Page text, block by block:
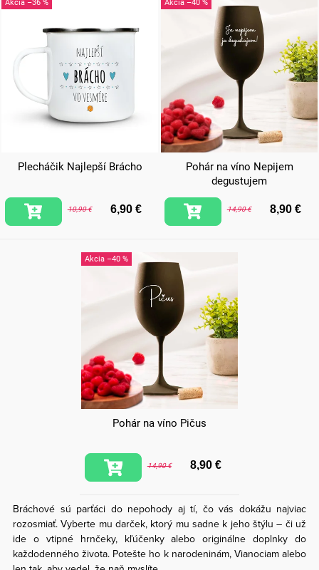
–36 %
Plecháčik Najlepší Brácho
10,90 € 6,90 €
–40 %
Pohár na víno Nepijem
degustujem
14,90 € 8,90 €
–40 %
Pohár na víno Pičus
14,90 € 8,90 €
Bráchové sú parťáci do nepohody aj tí, čo vás dokážu najviac
rozosmiať. Vyberte mu darček, ktorý mu sadne k jeho štýlu – či už
ide o vtipné hrnčeky, kľúčenky alebo originálne doplnky do
každodenného života. Potešte ho k narodeninám, Vianociam alebo